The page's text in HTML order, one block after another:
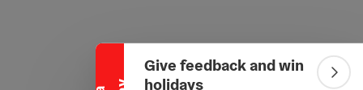
Give feedback and win
holidays